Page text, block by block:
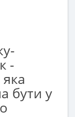
-
бути у